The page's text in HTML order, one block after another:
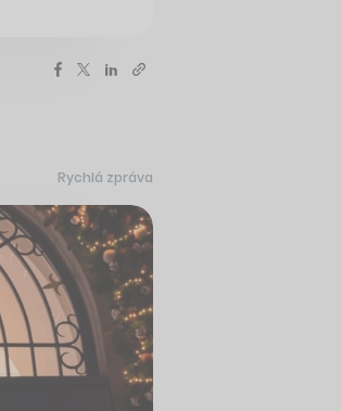
Rychlá zpráva